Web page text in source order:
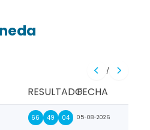
/
RESULTADOFECHA
66 49 04 05-08-2026